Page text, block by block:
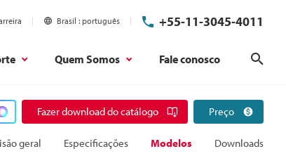
Brasil português +55-11-3045-4011
Quem Somos Fale conosco
Fazer download do catálogo Preço
geral Especificações Modelos Downloads